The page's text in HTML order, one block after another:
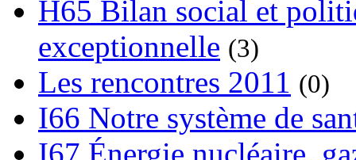
H65 Bilan social et
exceptionnelle (3)
Les rencontres 2011 (0)
I66 Notre système de
I67 Énergie nucléaire,